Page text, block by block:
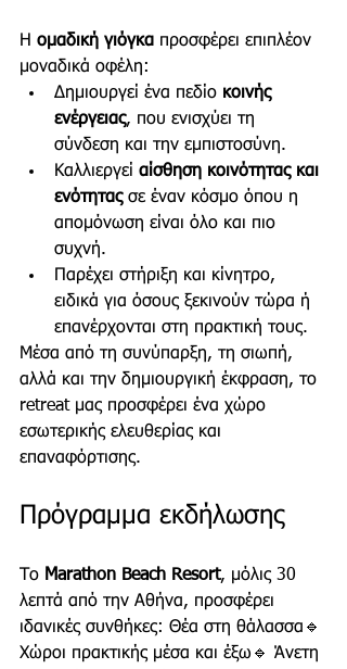
Η ομαδική γιόγκα προσφέρει επιπλέον
μοναδικά οφέλη:
Δημιουργεί ένα πεδίο κοινής
ενέργειας, που ενισχύει τη
σύνδεση και την εμπιστοσύνη.
Καλλιεργεί αίσθηση κοινότητας και
ενότητας σε έναν κόσμο όπου η
απομόνωση είναι όλο και πιο
συχνή.
Παρέχει στήριξη και κίνητρο,
ειδικά για όσους ξεκινούν τώρα ή
επανέρχονται στη πρακτική τους.
Μέσα από τη συνύπαρξη, τη σιωπή,
αλλά και την δημιουργική έκφραση, το
retreat μας προσφέρει ένα χώρο
εσωτερικής ελευθερίας και
επαναφόρτισης.
Πρόγραμμα εκδήλωσης
Το Marathon Beach Resort, μόλις 30
λεπτά από την Αθήνα, προσφέρει
ιδανικές συνθήκες: Θέα στη θάλασσα🔹
Χώροι πρακτικής μέσα και έξω🔹 Άνετη